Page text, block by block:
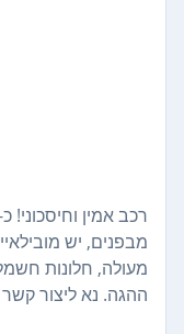
מבפנים, יש
מעולה, חלונות
ההגה. נא ליצור